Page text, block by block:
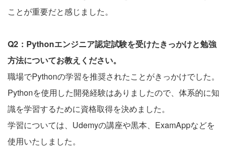
ことが重要だと感じました。
Q2：Pythonエンジニア認定試験を受けたきっかけと勉強
方法についてお教えください。
職場でPythonの学習を推奨されたことがきっかけでした。
Pythonを使用した開発経験はありましたので、体系的に知
識を学習するために資格取得を決めました。
学習については、Udemyの講座や黒本、ExamAppなどを
使用いたしました。